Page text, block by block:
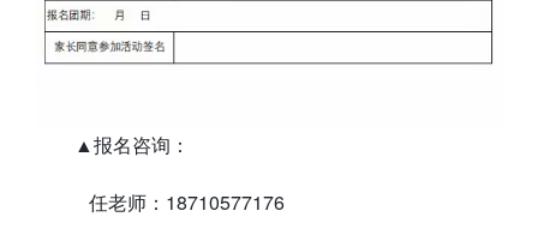
▲报名咨询：
任老师：18710577176